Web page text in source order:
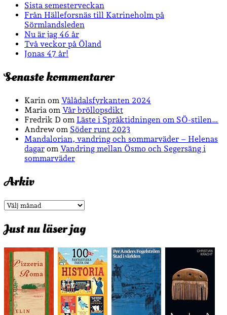
Sista semesterveckan
Från Hälleforsnäs till Katrineholm på
Sörmlandsleden
Nu är jag 46 år
Två veckor på Öland
Jonas 47 år!
Senaste kommentarer
Karin om Vålådalsfyrkanten 2024
Maria om Vår bröllopsdikt
Fredrik D om Läste i Språktidningen om SÖ-stilen…
Andrew om Söder runt 2023
Mandalorian, vandring och sommarväder – Helenas
dagar om Vandring mellan Ösmo och Segersäng i
sommarväder
Arkiv
Arkiv
Just nu läser jag